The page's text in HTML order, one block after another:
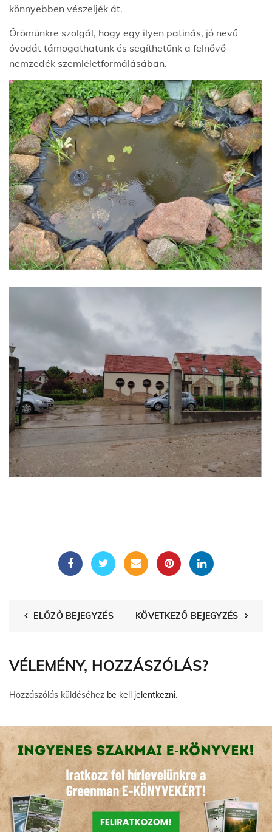
könnyebben vészeljék át.
Örömünkre szolgál, hogy egy ilyen patinás, jó nevű
óvodát támogathatunk és segíthetünk a felnővő
nemzedék szemléletformálásában.
ELŐZŐ BEJEGYZÉS KÖVETKEZŐ BEJEGYZÉS
VÉLEMÉNY, HOZZÁSZÓLÁS?
Hozzászólás küldéséhez be kell jelentkezni.